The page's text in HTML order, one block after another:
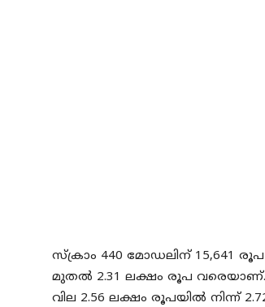
സ്ക്രാം 440 മോഡലിന് 15,641
മുതൽ 2.31 ലക്ഷം രൂപ വരെയാണ്.
വില 2.56 ലക്ഷം രൂപയിൽ നിന്ന്